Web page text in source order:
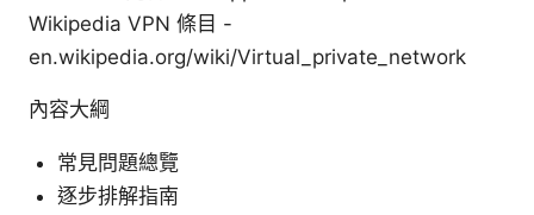
Wikipedia VPN 條目 -
en.wikipedia.org/wiki/Virtual_private_network
內容大綱
常見問題總覽
逐步排解指南